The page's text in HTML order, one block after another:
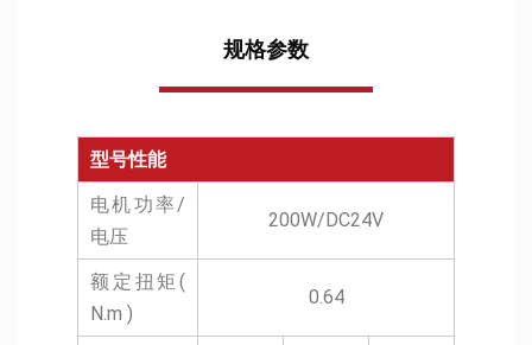
规格参数
型号性能
电机功率/
电压
200W/DC24V
额定扭矩(
N.m )
0.64